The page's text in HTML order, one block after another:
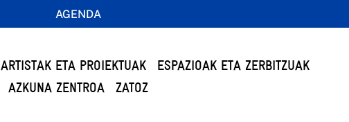
AGENDA
ARTISTAK ETA PROIEKTUAK
ESPAZIOAK ETA ZERBITZUAK
AZKUNA ZENTROA
ZATOZ